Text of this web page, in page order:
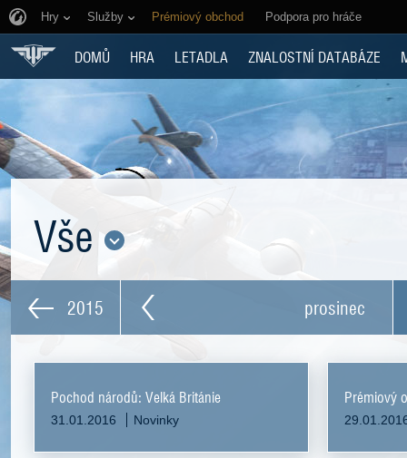
Hry Služby Prémiový obchod Podpora pro hráče
DOMŮ HRA LETADLA ZNALOSTNÍ DATABÁZE
Vše
2015 prosinec
Pochod národů: Velká Británie
31.01.2016 Novinky
Prémiový